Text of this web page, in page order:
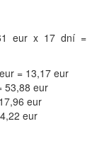
eur x 17 dní =
= 13,17 eur
53,88 eur
eur
eur